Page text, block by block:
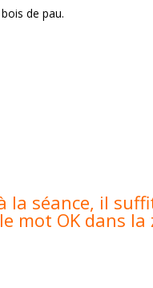
de pau.
la séance, il
mot OK dans